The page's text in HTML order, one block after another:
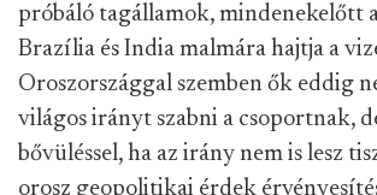
próbáló tagállamok, mindenekelőtt
Brazília és India malmára hajtja a
Oroszországgal szemben ők eddig
világos irányt szabni a csoportnak,
bővüléssel, ha az irány nem is lesz
orosz geopolitikai érdek